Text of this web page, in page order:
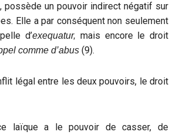
possède un pouvoir indirect négatif sur
Elle a par conséquent non seulement
d’exequatur, mais encore le droit
comme d’abus (9).
légal entre les deux pouvoirs, le droit
laïque a le pouvoir de casser, de